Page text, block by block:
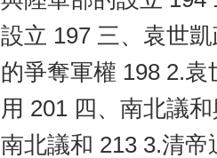
設立 197 三、袁世
的爭奪軍權 198 2.
用 201 四、南北議
南北議和 213 3.清